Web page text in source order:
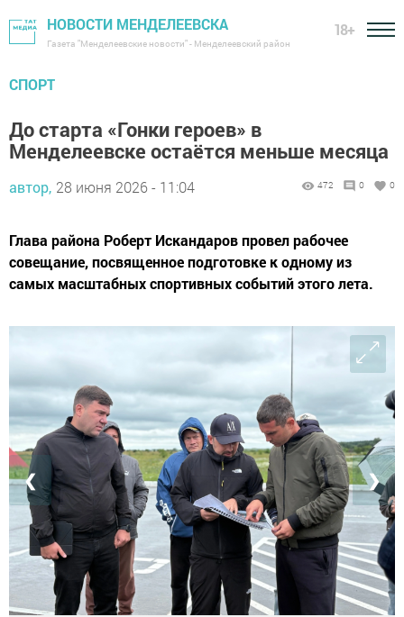
НОВОСТИ МЕНДЕЛЕЕВСКА
Газета "Менделеевские новости" - Менделеевский район
18+
СПОРТ
До старта «Гонки героев» в
Менделеевске остаётся меньше месяца
автор, 28 июня 2026 - 11:04 472 0 0
Глава района Роберт Искандаров провел рабочее
совещание, посвященное подготовке к одному из
самых масштабных спортивных событий этого лета.
❮ ❯